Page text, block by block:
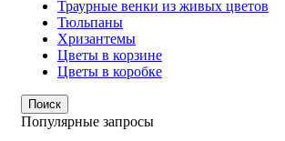
Траурные венки из живых цветов
Тюльпаны
Хризантемы
Цветы в корзине
Цветы в коробке
Поиск
Популярные запросы